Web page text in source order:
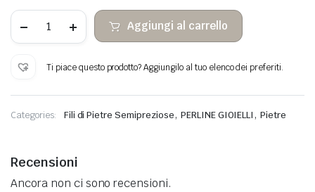
verdi
pietra
sfaccettata
Aggiungi al carrello
Ti piace questo prodotto? Aggiungilo al tuo elenco dei preferiti.
Categories: Fili di Pietre Semipreziose, PERLINE GIOIELLI ,Pietre
Recensioni
Ancora non ci sono recensioni.